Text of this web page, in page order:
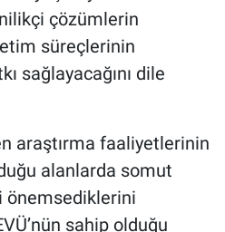
çözümlerin
süreçlerinin
sağlayacağını dile
araştırma faaliyetlerinin
alanlarda somut
önemsediklerini
sahip olduğu